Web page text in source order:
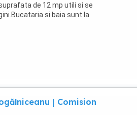
de 12 mp utili si se
si baia sunt la
| Comision